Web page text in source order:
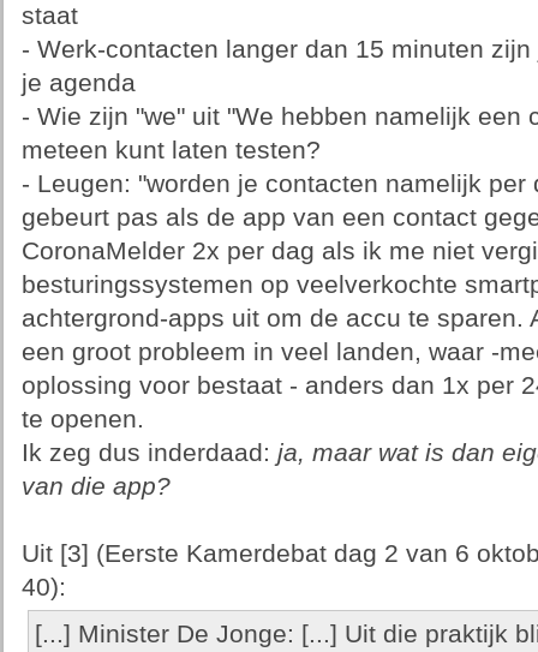
staat
- Werk-contacten langer dan 15 minuten
je agenda
- Wie zijn "we" uit "We hebben namelijk een
meteen kunt laten testen?
- Leugen: "worden je contacten namelijk
gebeurt pas als de app van een contact
CoronaMelder 2x per dag als ik me niet
besturingssystemen op veelverkochte
achtergrond-apps uit om de accu te sparen.
een groot probleem in veel landen, waar -
oplossing voor bestaat - anders dan 1x per
te openen.
Ik zeg dus inderdaad: ja, maar wat is dan
van die app?
Uit [3] (Eerste Kamerdebat dag 2 van 6
40):
[...] Minister De Jonge: [...] Uit die praktijk